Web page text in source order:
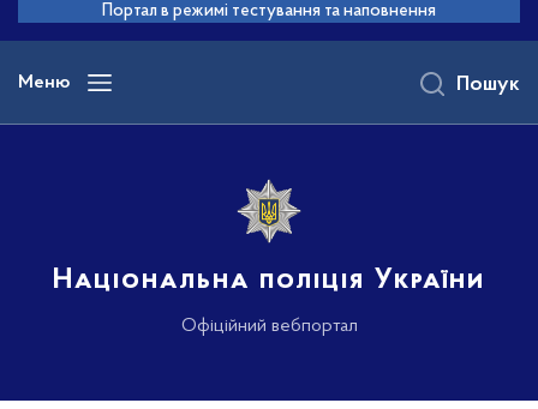
основного
вмісту
Портал в режимі тестування та наповнення
Меню
Національна поліція України
Офіційний вебпортал
Пошук